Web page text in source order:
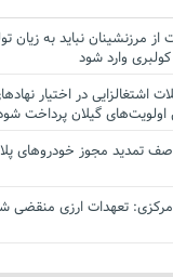
از مرزنشینان نباید به زیان
کولبری وارد شود
اشتغالزایی در اختیار
گیلان پرداخت
صف تمدید مجوز خودروهای
تعهدات ارزی منقضی